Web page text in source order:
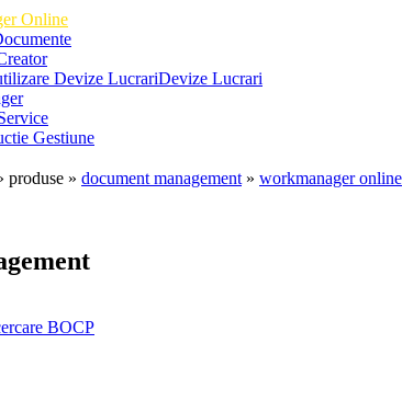
Online
Devize Lucrari
Gestiune
produse » document management » workmanager online